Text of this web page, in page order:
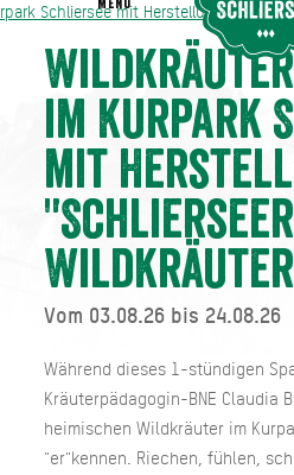
Schliersee mit Herstellung eines
im Kurpark
mit
"Schlierseer
Vom 03.08.26 bis 24.08.26
Während dieses 1-stündigen
Kräuterpädagogin-BNE Claudia
heimischen Wildkräuter im
"er"kennen. Riechen, fühlen,
Schliersee mit Herstellung eines
MENU